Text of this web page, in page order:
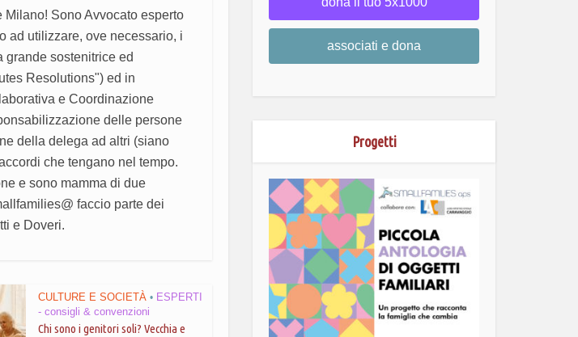
Sono Avvocato esperto
ad utilizzare, ove necessario, i
grande sostenitrice ed
Resolutions") ed in
e Coordinazione
delle persone
della delega ad altri (siano
che tengano nel tempo.
e sono mamma di due
faccio parte dei
e Doveri.
CULTURE E SOCIETÀ • ESPERTI
- consigli & convenzioni
Chi sono i genitori soli? Vecchia e
associati e dona
Progetti